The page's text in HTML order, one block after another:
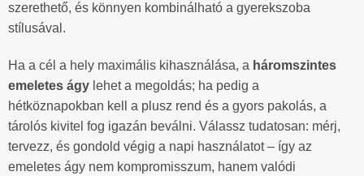
szerethető, és könnyen kombinálható a gyerekszoba
stílusával.
Ha a cél a hely maximális kihasználása, a háromszintes
emeletes ágy lehet a megoldás; ha pedig a
hétköznapokban kell a plusz rend és a gyors pakolás, a
tárolós kivitel fog igazán beválni. Válassz tudatosan: mérj,
tervezz, és gondold végig a napi használatot – így az
emeletes ágy nem kompromisszum, hanem valódi